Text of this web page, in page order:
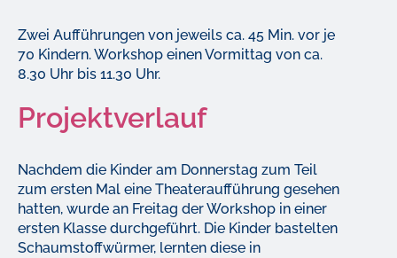
Zwei Aufführungen von jeweils ca. 45 Min. vor je
70 Kindern. Workshop einen Vormittag von ca.
8.30 Uhr bis 11.30 Uhr.
Projektverlauf
Nachdem die Kinder am Donnerstag zum Teil
zum ersten Mal eine Theateraufführung gesehen
hatten, wurde an Freitag der Workshop in einer
ersten Klasse durchgeführt. Die Kinder bastelten
Schaumstoffwürmer, lernten diese in